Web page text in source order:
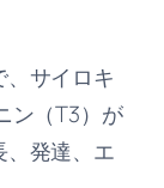
サイロキ
ン（T3）が
発達、エ